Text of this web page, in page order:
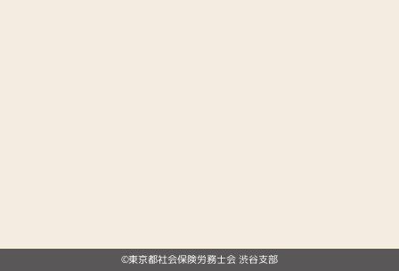
©東京都社会保険労務士会 渋谷支部